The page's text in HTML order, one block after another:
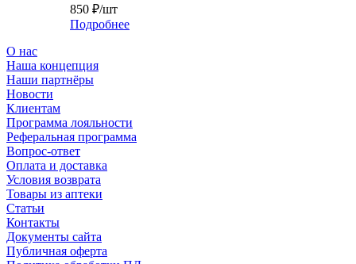
850 ₽/шт
Подробнее
О нас
Наша концепция
Наши партнёры
Новости
Клиентам
Программа лояльности
Реферальная программа
Вопрос-ответ
Оплата и доставка
Условия возврата
Товары из аптеки
Статьи
Контакты
Документы сайта
Публичная оферта